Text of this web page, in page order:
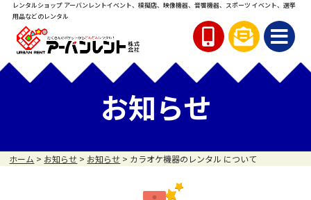
レンタルショップ アーバンレントイベント、模擬店、映像機器、音響機器、スポーツ イベント、選挙
用品などのレンタル
お知らせ
ホーム > お知らせ > お知らせ > カラオケ機器のレンタル について